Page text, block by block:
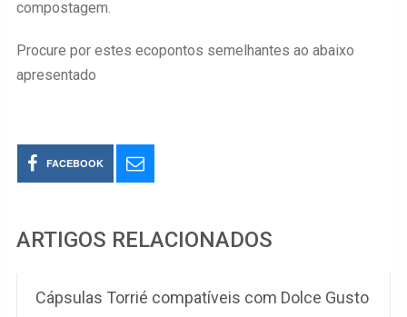
compostagem.
Procure por estes ecopontos semelhantes ao abaixo
apresentado
FACEBOOK
ARTIGOS RELACIONADOS
Cápsulas Torrié compatíveis com Dolce Gusto